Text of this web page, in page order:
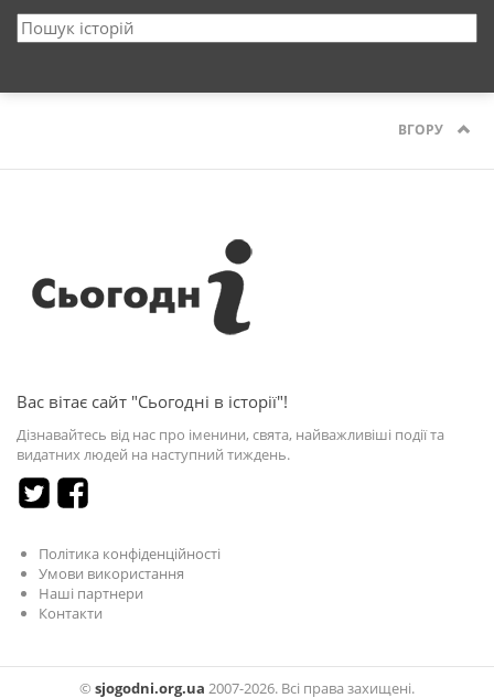
ВГОРУ
Вас вітає сайт "Сьогодні в історії"!
Дізнавайтесь від нас про іменини, свята, найважливіші події та
видатних людей на наступний тиждень.
Політика конфіденційності
Умови використання
Наші партнери
Контакти
© sjogodni.org.ua 2007-2026. Всі права захищені.